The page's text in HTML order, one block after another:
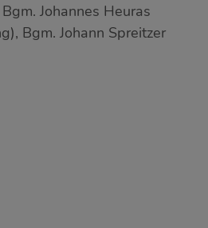
Johannes Heuras
Bgm. Johann Spreitzer